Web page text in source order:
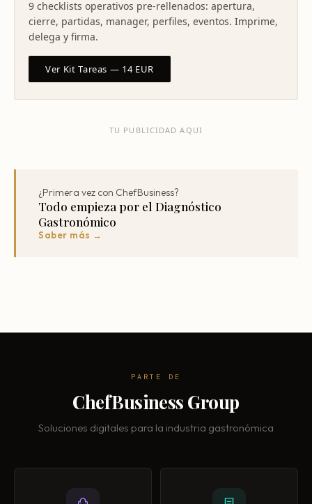
9 checklists operativos pre-rellenados: apertura,
cierre, partidas, manager, perfiles, eventos. Imprime,
delega y firma.
Ver Kit Tareas — 14 EUR
TU PUBLICIDAD AQUI
¿Primera vez con ChefBusiness?
Todo empieza por el Diagnóstico
Gastronómico
Saber más →
PARTE DE
ChefBusiness Group
Soluciones digitales para la industria gastronómica